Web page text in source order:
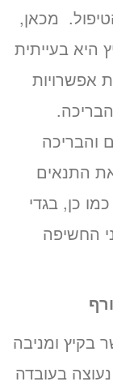
מכאן,
היא בעייתית
אפשרויות
והבריכה
התנאים
כן, בגדי
החשיפה
בקיץ ומניבה
בעובדה